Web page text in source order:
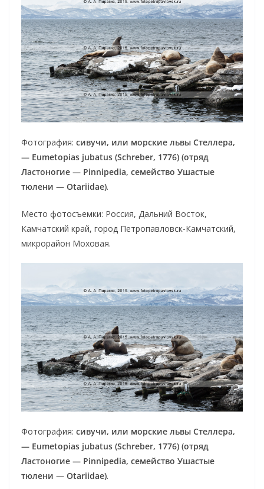
Фотография: сивучи, или морские львы Стеллера,
— Eumetopias jubatus (Schreber, 1776) (отряд
Ластоногие — Pinnipedia, семейство Ушастые
тюлени — Otariidae).
Место фотосъемки: Россия, Дальний Восток,
Камчатский край, город Петропавловск-Камчатский,
микрорайон Моховая.
Фотография: сивучи, или морские львы Стеллера,
— Eumetopias jubatus (Schreber, 1776) (отряд
Ластоногие — Pinnipedia, семейство Ушастые
тюлени — Otariidae).